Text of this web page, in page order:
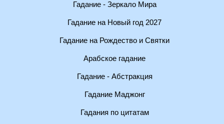
Гадание - Зеркало Мира
Гадание на Новый год 2027
Гадание на Рождество и Святки
Арабское гадание
Гадание - Абстракция
Гадание Маджонг
Гадания по цитатам